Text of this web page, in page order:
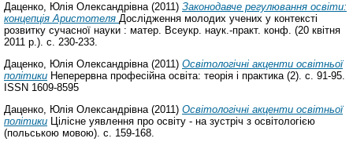
Даценко, Юлія Олександрівна(2011) Законодавче регулювання освіти:
концепція Аристотеля Дослідження молодих учених у контексті
розвитку сучасної науки : матер. Всеукр. наук.-практ. конф. (20 квітня
2011 р.). с. 230-233.
Даценко, Юлія Олександрівна(2011) Освітологічні акценти освітньої
політики Неперервна професійна освіта: теорія і практика (2). с. 91-95.
ISSN 1609-8595
Даценко, Юлія Олександрівна(2011) Освітологічні акценти освітньої
політики Цілісне уявлення про освіту - на зустріч з освітологією
(польською мовою). с. 159-168.